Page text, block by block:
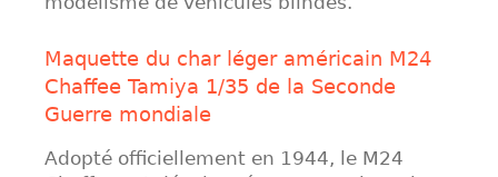
Maquette du char léger américain M24
Chaffee Tamiya 1/35 de la Seconde
Guerre mondiale
Adopté officiellement en 1944, le M24